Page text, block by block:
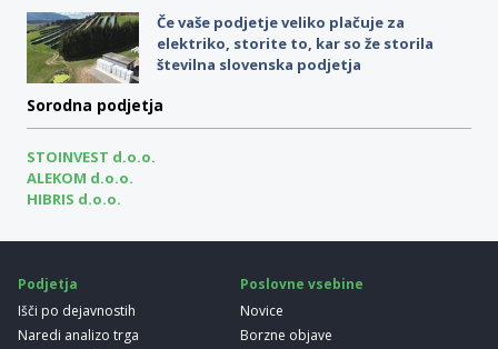
Če vaše podjetje veliko plačuje za
elektriko, storite to, kar so že storila
številna slovenska podjetja
Sorodna podjetja
STOINVEST d.o.o.
ALEKOM d.o.o.
HIBRIS d.o.o.
Podjetja
Išči po dejavnostih
Naredi analizo trga
Poslovne vsebine
Novice
Borzne objave